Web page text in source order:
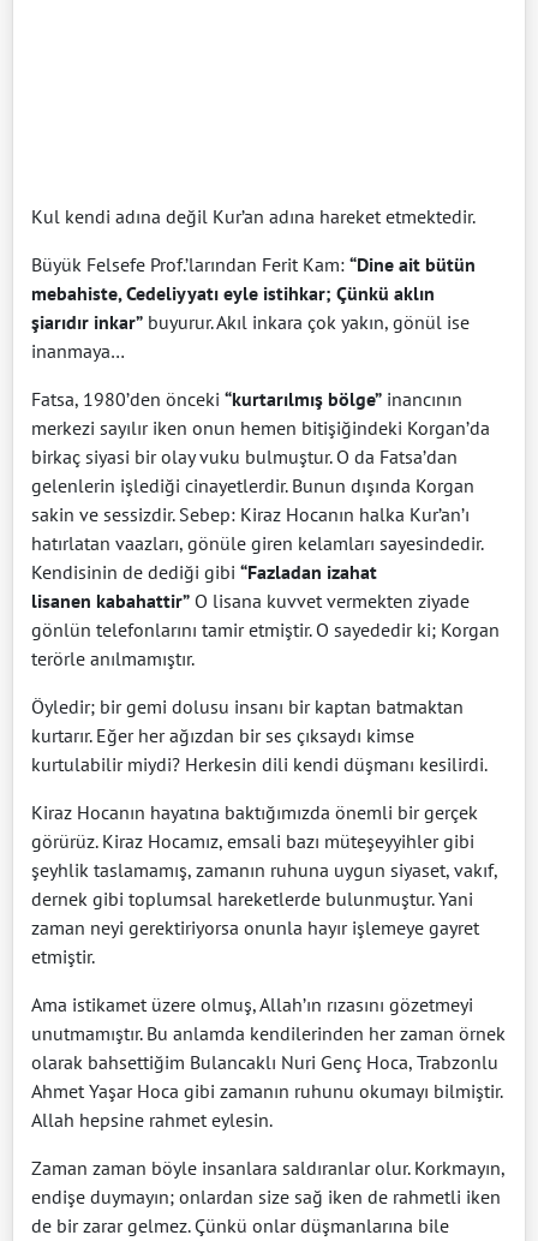
Kul kendi adına değil Kur’an adına hareket etmektedir.
Büyük Felsefe Prof.’larından Ferit Kam: “Dine ait bütün
mebahiste, Cedeliyyatı eyle istihkar; Çünkü aklın
şiarıdır inkar” buyurur. Akıl inkara çok yakın, gönül ise
inanmaya…
Fatsa, 1980’den önceki “kurtarılmış bölge” inancının
merkezi sayılır iken onun hemen bitişiğindeki Korgan’da
birkaç siyasi bir olay vuku bulmuştur. O da Fatsa’dan
gelenlerin işlediği cinayetlerdir. Bunun dışında Korgan
sakin ve sessizdir. Sebep: Kiraz Hocanın halka Kur’an’ı
hatırlatan vaazları, gönüle giren kelamları sayesindedir.
Kendisinin de dediği gibi “Fazladan izahat
lisanen kabahattir” O lisana kuvvet vermekten ziyade
gönlün telefonlarını tamir etmiştir. O sayededir ki; Korgan
terörle anılmamıştır.
Öyledir; bir gemi dolusu insanı bir kaptan batmaktan
kurtarır. Eğer her ağızdan bir ses çıksaydı kimse
kurtulabilir miydi? Herkesin dili kendi düşmanı kesilirdi.
Kiraz Hocanın hayatına baktığımızda önemli bir gerçek
görürüz. Kiraz Hocamız, emsali bazı müteşeyyihler gibi
şeyhlik taslamamış, zamanın ruhuna uygun siyaset, vakıf,
dernek gibi toplumsal hareketlerde bulunmuştur. Yani
zaman neyi gerektiriyorsa onunla hayır işlemeye gayret
etmiştir.
Ama istikamet üzere olmuş, Allah’ın rızasını gözetmeyi
unutmamıştır. Bu anlamda kendilerinden her zaman örnek
olarak bahsettiğim Bulancaklı Nuri Genç Hoca, Trabzonlu
Ahmet Yaşar Hoca gibi zamanın ruhunu okumayı bilmiştir.
Allah hepsine rahmet eylesin.
Zaman zaman böyle insanlara saldıranlar olur. Korkmayın,
endişe duymayın; onlardan size sağ iken de rahmetli iken
de bir zarar gelmez. Çünkü onlar düşmanlarına bile